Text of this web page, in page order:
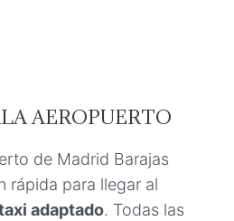
AEROPUERTO
de Madrid Barajas
rápida para llegar al
adaptado. Todas las